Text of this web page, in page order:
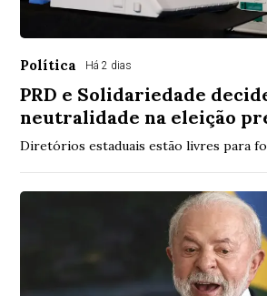
Política Há 2 dias
PRD e Solidariedade
neutralidade na eleição
Diretórios estaduais estão livres para